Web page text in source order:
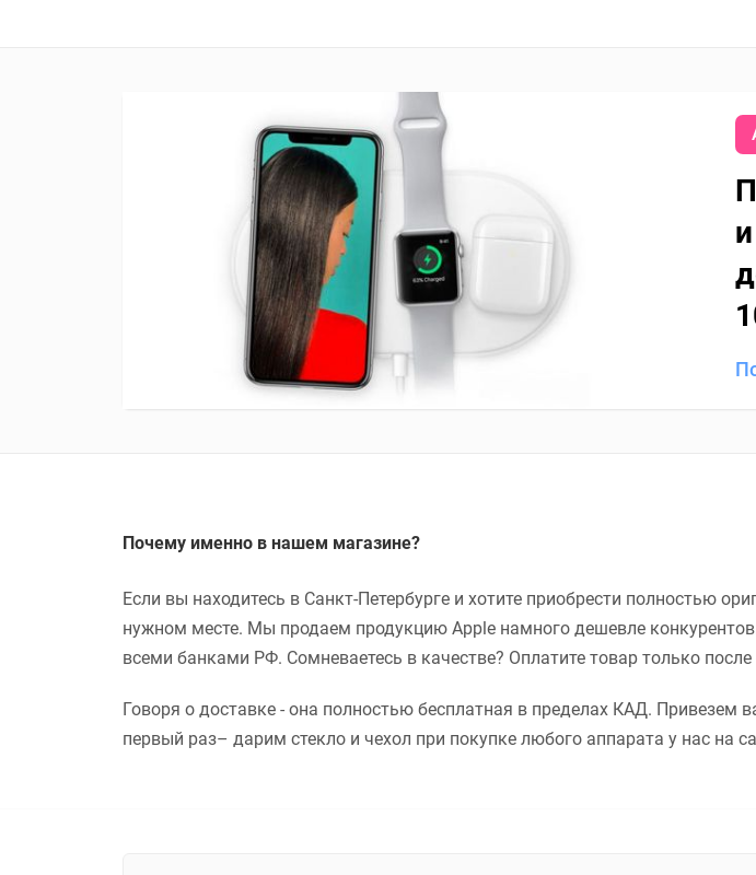
Почему именно в нашем магазине?
Если вы находитесь в Санкт-Петербурге и хотите приобрести полностью
нужном месте. Мы продаем продукцию Apple намного дешевле
всеми банками РФ. Сомневаетесь в качестве? Оплатите товар только
Говоря о доставке - она полностью бесплатная в пределах КАД. Привезем
первый раз– дарим стекло и чехол при покупке любого аппарата у нас на